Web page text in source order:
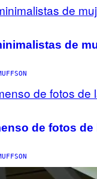
de
de fotos